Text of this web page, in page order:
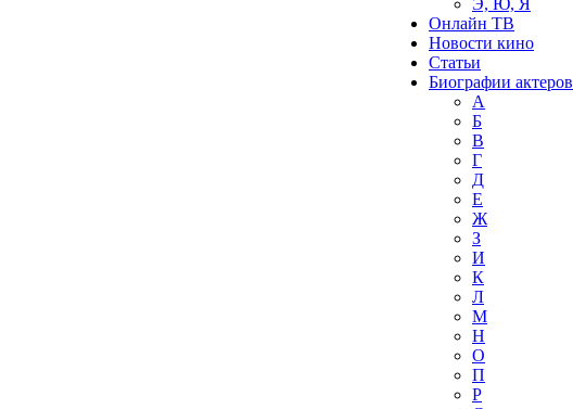
Э, Ю, Я
Онлайн ТВ
Новости кино
Статьи
Биографии актеров
А
Б
В
Г
Д
Е
Ж
З
И
К
Л
М
Н
О
П
Р